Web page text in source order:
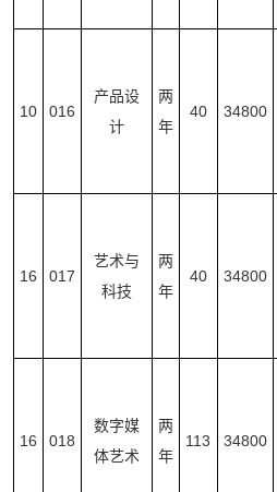
10 016
产品设
计
两
年
40 34800
16 017
艺术与
科技
两
年
40 34800
16 018
数字媒
体艺术
两
年
113 34800